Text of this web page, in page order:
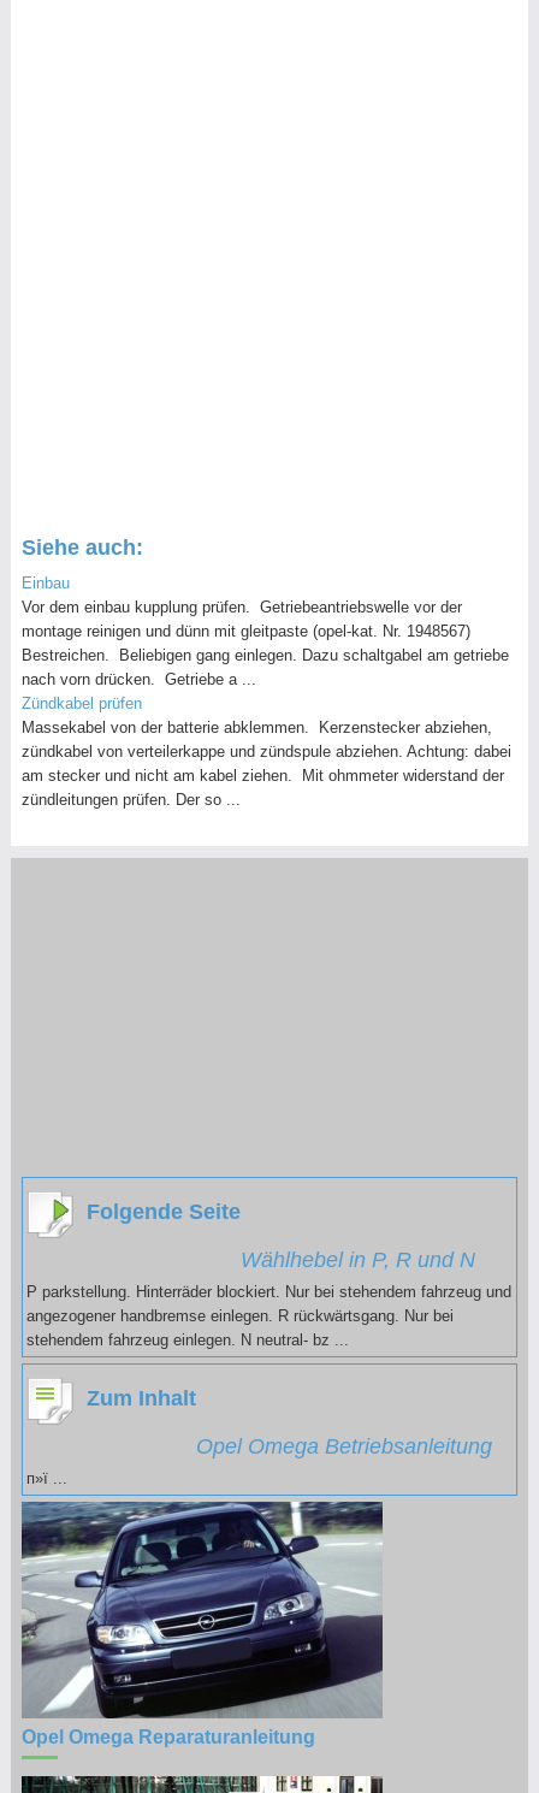
Siehe auch:
Einbau
Vor dem einbau kupplung prüfen. Getriebeantriebswelle vor der
montage reinigen und dünn mit gleitpaste (opel-kat. Nr. 1948567)
Bestreichen. Beliebigen gang einlegen. Dazu schaltgabel am getriebe
nach vorn drücken. Getriebe a ...
Zündkabel prüfen
Massekabel von der batterie abklemmen. Kerzenstecker abziehen,
zündkabel von verteilerkappe und zündspule abziehen. Achtung: dabei
am stecker und nicht am kabel ziehen. Mit ohmmeter widerstand der
zündleitungen prüfen. Der so ...
Folgende Seite
Wählhebel in P, R und N
P parkstellung. Hinterräder blockiert. Nur bei stehendem fahrzeug und
angezogener handbremse einlegen. R rückwärtsgang. Nur bei
stehendem fahrzeug einlegen. N neutral- bz ...
Zum Inhalt
Opel Omega Betriebsanleitung
п»ї ...
Opel Omega Reparaturanleitung